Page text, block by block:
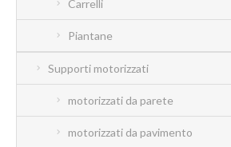
Carrelli
Piantane
Supporti motorizzati
motorizzati da parete
motorizzati da pavimento